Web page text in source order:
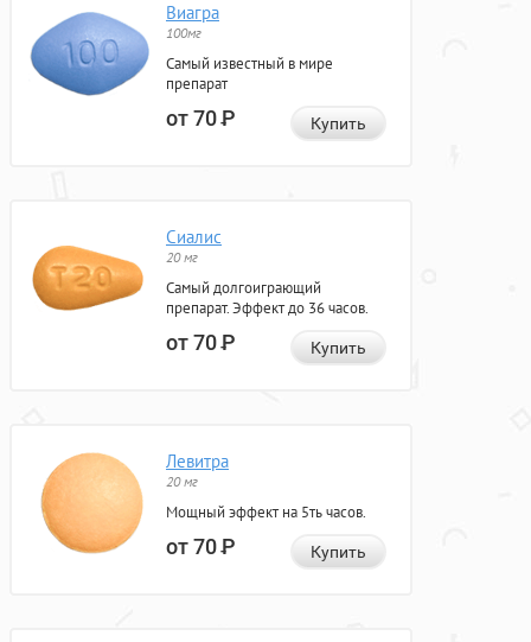
Виагра
100мг
Самый известный в мире
препарат
от 70Р Купить
Сиалис
20 мг
Самый долгоиграющий
препарат. Эффект до 36 часов.
от 70Р Купить
Левитра
20 мг
Мощный эффект на 5ть часов.
от 70Р Купить